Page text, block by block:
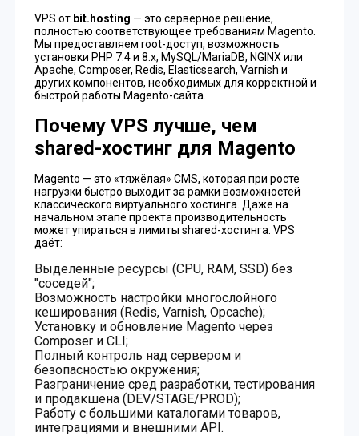
VPS от bit.hosting — это серверное решение,
полностью соответствующее требованиям Magento.
Мы предоставляем root-доступ, возможность
установки PHP 7.4 и 8.x, MySQL/MariaDB, NGINX или
Apache, Composer, Redis, Elasticsearch, Varnish и
других компонентов, необходимых для корректной и
быстрой работы Magento-сайта.
Почему VPS лучше, чем
shared-хостинг для Magento
Magento — это «тяжёлая» CMS, которая при росте
нагрузки быстро выходит за рамки возможностей
классического виртуального хостинга. Даже на
начальном этапе проекта производительность
может упираться в лимиты shared-хостинга. VPS
даёт:
Выделенные ресурсы (CPU, RAM, SSD) без
"соседей";
Возможность настройки многослойного
кеширования (Redis, Varnish, Opcache);
Установку и обновление Magento через
Composer и CLI;
Полный контроль над сервером и
безопасностью окружения;
Разграничение сред разработки, тестирования
и продакшена (DEV/STAGE/PROD);
Работу с большими каталогами товаров,
интеграциями и внешними API.